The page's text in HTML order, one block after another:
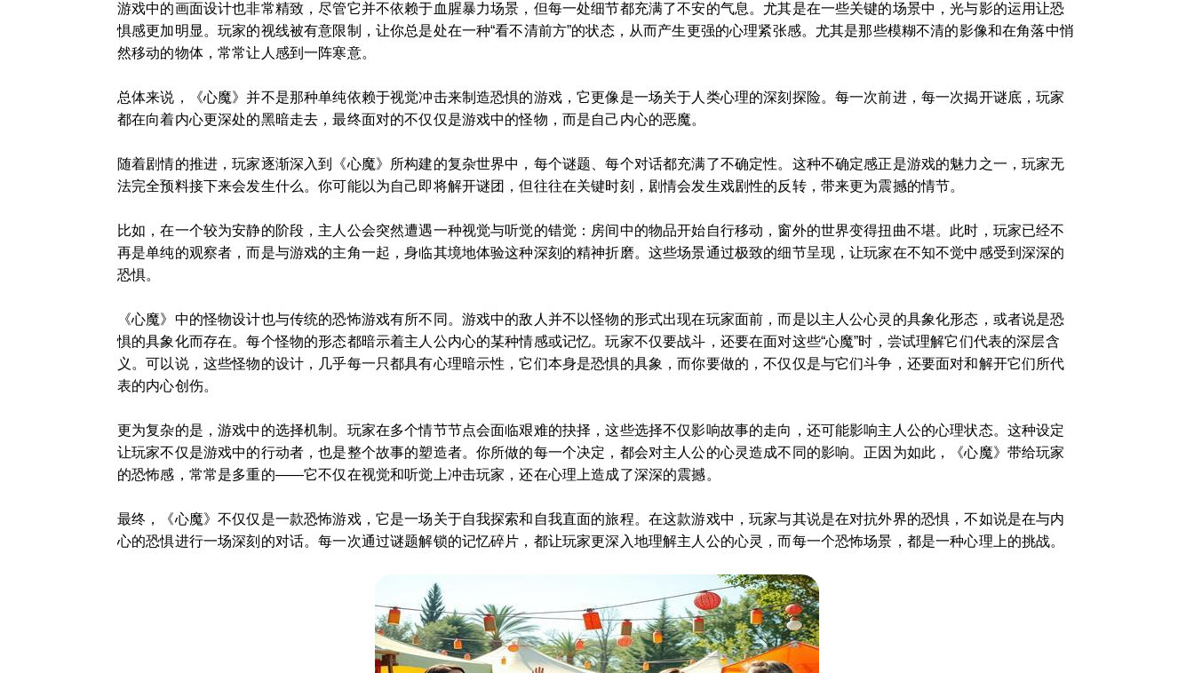
游戏中的画面设计也非常精致，尽管它并不依赖于血腥暴力场景，但每一处细节都充满了不安的气息。尤其是在一些关键的场景中，光与影的运用让恐
惧感更加明显。玩家的视线被有意限制，让你总是处在一种“看不清前方”的状态，从而产生更强的心理紧张感。尤其是那些模糊不清的影像和在角落中悄
然移动的物体，常常让人感到一阵寒意。
总体来说，《心魔》并不是那种单纯依赖于视觉冲击来制造恐惧的游戏，它更像是一场关于人类心理的深刻探险。每一次前进，每一次揭开谜底，玩家
都在向着内心更深处的黑暗走去，最终面对的不仅仅是游戏中的怪物，而是自己内心的恶魔。
随着剧情的推进，玩家逐渐深入到《心魔》所构建的复杂世界中，每个谜题、每个对话都充满了不确定性。这种不确定感正是游戏的魅力之一，玩家无
法完全预料接下来会发生什么。你可能以为自己即将解开谜团，但往往在关键时刻，剧情会发生戏剧性的反转，带来更为震撼的情节。
比如，在一个较为安静的阶段，主人公会突然遭遇一种视觉与听觉的错觉：房间中的物品开始自行移动，窗外的世界变得扭曲不堪。此时，玩家已经不
再是单纯的观察者，而是与游戏的主角一起，身临其境地体验这种深刻的精神折磨。这些场景通过极致的细节呈现，让玩家在不知不觉中感受到深深的
恐惧。
《心魔》中的怪物设计也与传统的恐怖游戏有所不同。游戏中的敌人并不以怪物的形式出现在玩家面前，而是以主人公心灵的具象化形态，或者说是恐
惧的具象化而存在。每个怪物的形态都暗示着主人公内心的某种情感或记忆。玩家不仅要战斗，还要在面对这些“心魔”时，尝试理解它们代表的深层含
义。可以说，这些怪物的设计，几乎每一只都具有心理暗示性，它们本身是恐惧的具象，而你要做的，不仅仅是与它们斗争，还要面对和解开它们所代
表的内心创伤。
更为复杂的是，游戏中的选择机制。玩家在多个情节节点会面临艰难的抉择，这些选择不仅影响故事的走向，还可能影响主人公的心理状态。这种设定
让玩家不仅是游戏中的行动者，也是整个故事的塑造者。你所做的每一个决定，都会对主人公的心灵造成不同的影响。正因为如此，《心魔》带给玩家
的恐怖感，常常是多重的——它不仅在视觉和听觉上冲击玩家，还在心理上造成了深深的震撼。
最终，《心魔》不仅仅是一款恐怖游戏，它是一场关于自我探索和自我直面的旅程。在这款游戏中，玩家与其说是在对抗外界的恐惧，不如说是在与内
心的恐惧进行一场深刻的对话。每一次通过谜题解锁的记忆碎片，都让玩家更深入地理解主人公的心灵，而每一个恐怖场景，都是一种心理上的挑战。